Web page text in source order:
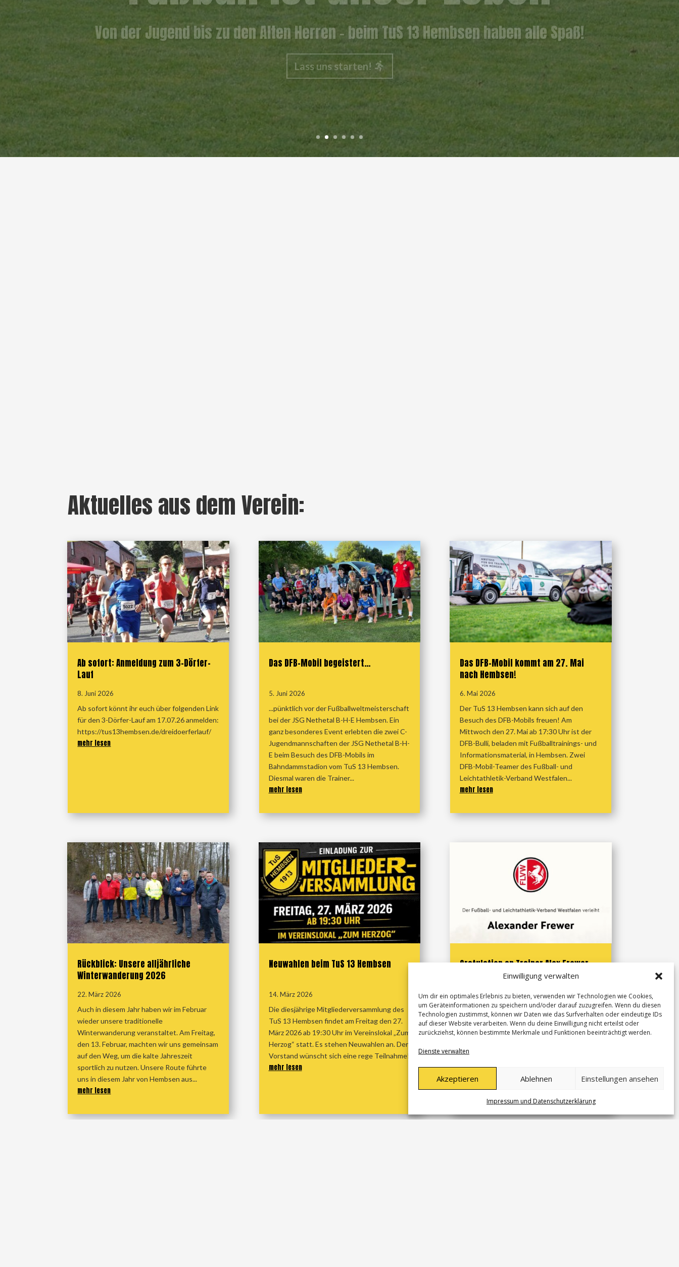
Einwilligung verwalten
Um dir ein optimales Erlebnis zu bieten, verwenden wir Technologien wie Cookies,
um Geräteinformationen zu speichern und/oder darauf zuzugreifen. Wenn du diesen
Technologien zustimmst, können wir Daten wie das Surfverhalten oder eindeutige IDs
auf dieser Website verarbeiten. Wenn du deine Einwilligung nicht erteilst oder
zurückziehst, können bestimmte Merkmale und Funktionen beeinträchtigt werden.
Dienste verwalten
Akzeptieren Ablehnen Einstellungen ansehen
Impressum und Datenschutzerklärung
Lass uns starten!
Aktuelles aus dem Verein:
Ab sofort: Anmeldung zum 3-Dörfer-
Lauf
8. Juni 2026
Ab sofort könnt ihr euch über folgenden Link
für den 3-Dörfer-Lauf am 17.07.26 anmelden:
https://tus13hembsen.de/dreidoerferlauf/
mehr lesen
Rückblick: Unsere alljährliche
Winterwanderung 2026
22. März 2026
Auch in diesem Jahr haben wir im Februar
wieder unsere traditionelle
Winterwanderung veranstaltet. Am Freitag,
den 13. Februar, machten wir uns gemeinsam
auf den Weg, um die kalte Jahreszeit
sportlich zu nutzen. Unsere Route führte
uns in diesem Jahr von Hembsen aus...
mehr lesen
Das DFB-Mobil begeistert…
5. Juni 2026
...pünktlich vor der Fußballweltmeisterschaft
bei der JSG Nethetal B-H-E Hembsen. Ein
ganz besonderes Event erlebten die zwei C-
Jugendmannschaften der JSG Nethetal B-H-
E beim Besuch des DFB-Mobils im
Bahndammstadion vom TuS 13 Hembsen.
Diesmal waren die Trainer...
mehr lesen
Neuwahlen beim TuS 13 Hembsen
14. März 2026
Die diesjährige Mitgliederversammlung des
TuS 13 Hembsen findet am Freitag den 27.
März 2026 ab 19:30 Uhr im Vereinslokal „Zum
Herzog“ statt. Es stehen Neuwahlen an. Der
Vorstand wünscht sich eine rege Teilnahme!
mehr lesen
Das DFB-Mobil kommt am 27. Mai
nach Hembsen!
6. Mai 2026
Der TuS 13 Hembsen kann sich auf den
Besuch des DFB-Mobils freuen! Am
Mittwoch den 27. Mai ab 17:30 Uhr ist der
DFB-Bulli, beladen mit Fußballtrainings- und
Informationsmaterial, in Hembsen. Zwei
DFB-Mobil-Teamer des Fußball- und
Leichtathletik-Verband Westfalen...
mehr lesen
Gratulation an Trainer Alex Frewer
28. Feb. 2026
Der TuS 13 Hembsen gratuliert seinem
Trainer Alex Frewer zum Erwerb des
Jugendtrainerzertifikats. Seine Spielerinnen
Training freuen.
mehr lesen